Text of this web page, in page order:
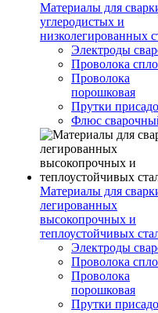
Материалы для
углеродистых и
низколегированных
Электроды
Проволока
Проволока
порошковая
Прутки
Флюс
Материалы для
легированных
высокопрочных и
теплоустойчивых
Электроды
Проволока
Проволока
порошковая
Прутки